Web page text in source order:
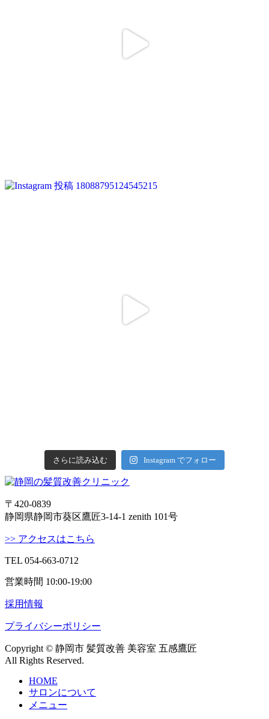
さらに読み込む Instagram でフォロー
〒420-0839
静岡県静岡市葵区鷹匠3-14-1 zenith 101号
>> アクセスはこちら
TEL 054-663-0712
営業時間 10:00-19:00
採用情報
プライバシーポリシー
Copyright © 静岡市 髪質改善 美容室 五感鷹匠
All Rights Reserved.
HOME
サロンについて
メニュー